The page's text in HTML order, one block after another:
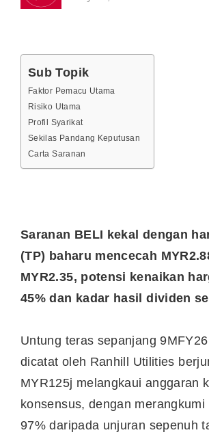
Sub Topik
Faktor Pemacu Utama
Risiko Utama
Profil Syarikat
Sekilas Pandang Keputusan
Carta Saranan
Saranan BELI kekal dengan
(TP) baharu mencecah
MYR2.35, potensi kenaikan
45% dan kadar hasil dividen
Untung teras sepanjang
dicatat oleh Ranhill Utilities
MYR125j melangkaui anggaran
konsensus, dengan merangkumi
97% daripada unjuran sepenuh